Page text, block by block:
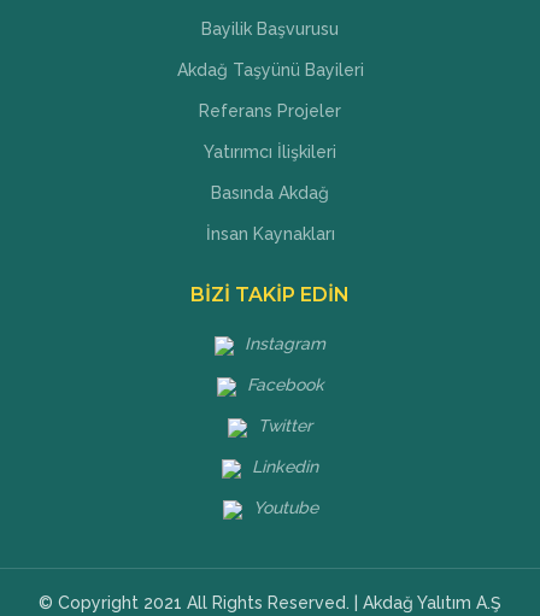
Bayilik Başvurusu
Akdağ Taşyünü Bayileri
Referans Projeler
Yatırımcı İlişkileri
Basında Akdağ
İnsan Kaynakları
BİZİ TAKİP EDİN
Instagram
Facebook
Twitter
Linkedin
Youtube
© Copyright 2021 All Rights Reserved. | Akdağ Yalıtım A.Ş